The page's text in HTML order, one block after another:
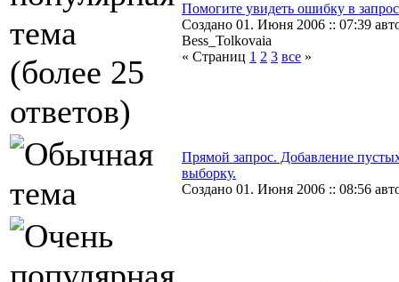
Помогите увидеть ошибку в
Создано 01. Июня 2006 :: 07:39
Bess_Tolkovaia
« Страниц 1 2 3 все »
Прямой запрос. Добавление
выборку.
Создано 01. Июня 2006 :: 08:56